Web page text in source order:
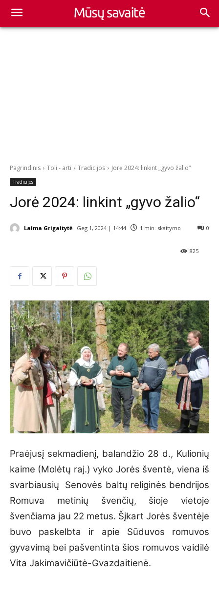
Pagrindinis Toli - arti Tradicijos Jorė 2024: linkint „gyvo žalio“
Tradicijos
Jorė 2024: linkint „gyvo žalio“
Laima Grigaitytė Geg 1, 2024 | 14:44 1 min. skaitymo 0
825
Praėjusį sekmadienį, balandžio 28 d., Kulionių
kaime (Molėtų raj.) vyko Jorės šventė, viena iš
svarbiausių Senovės baltų religinės bendrijos
Romuva metinių švenčių, šioje vietoje
švenčiama jau 22 metus. Šįkart Jorės šventėje
buvo paskelbta ir apie Sūduvos romuvos
gyvavimą bei pašventinta šios romuvos vaidilė
Vita Jakimavičiūtė-Gvazdaitienė.